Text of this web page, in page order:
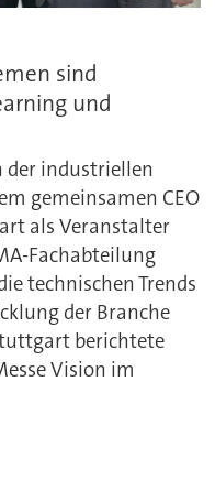
sind
und
der industriellen
gemeinsamen CEO
als Veranstalter
Fachabteilung
technischen Trends
der Branche
berichtete
Vision im